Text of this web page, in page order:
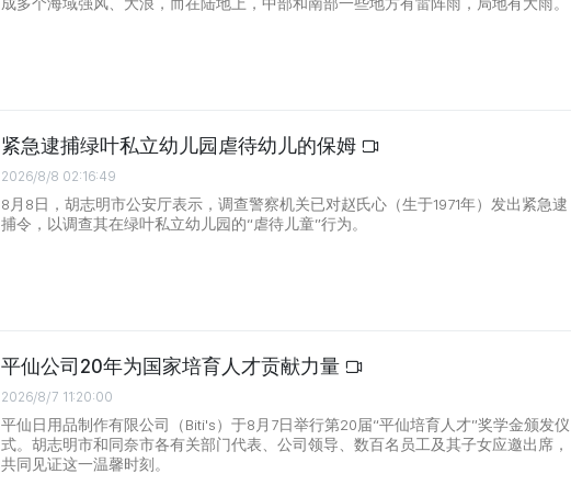
紧急逮捕绿叶私立幼儿园虐待幼儿的保姆
2026/8/8 02:16:49
8月8日，胡志明市公安厅表示，调查警察机关已对赵氏心（生于1971年）发出紧急逮
捕令，以调查其在绿叶私立幼儿园的“虐待儿童”行为。
平仙公司20年为国家培育人才贡献力量
2026/8/7 11:20:00
平仙日用品制作有限公司（Biti's）于8月7日举行第20届“平仙培育人才”奖学金颁发仪
式。胡志明市和同奈市各有关部门代表、公司领导、数百名员工及其子女应邀出席，
共同见证这一温馨时刻。